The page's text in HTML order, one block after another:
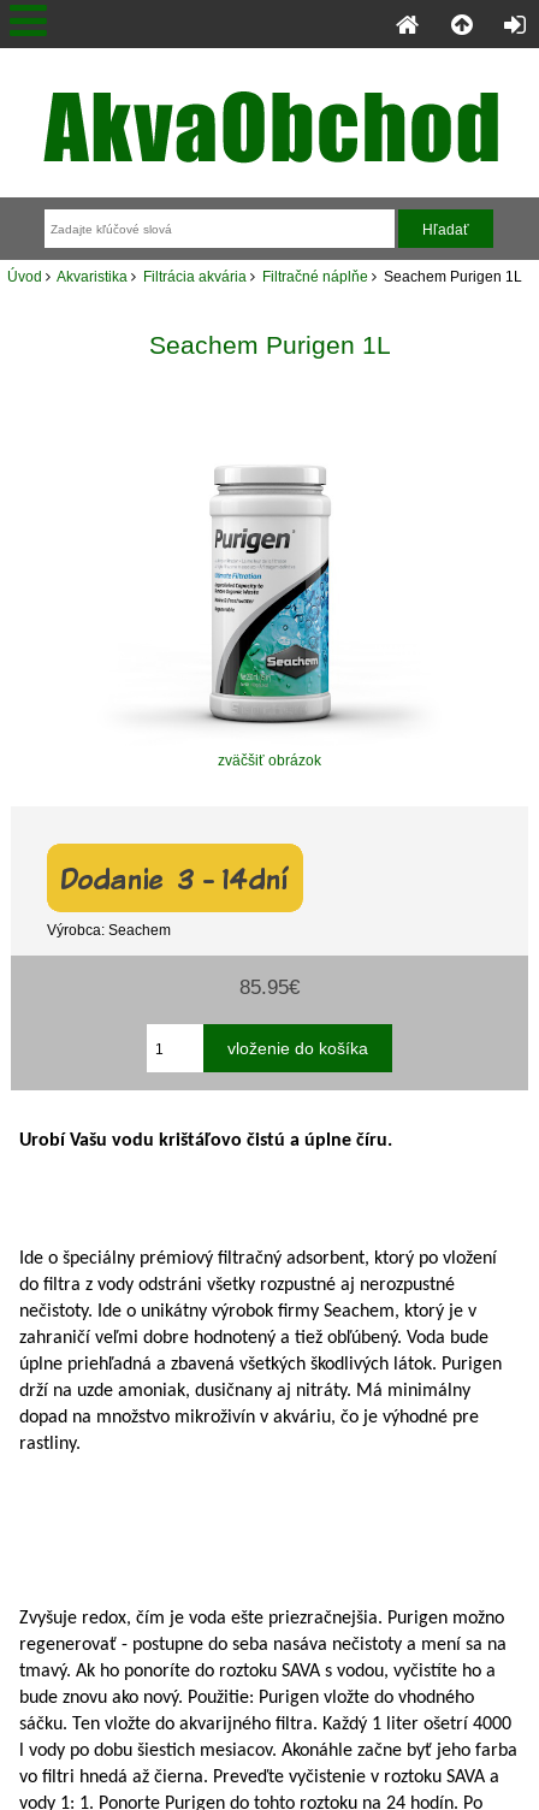
Úvod Akvaristika Filtrácia akvária Filtračné náplňe Seachem Purigen 1L
Seachem Purigen 1L
zväčšiť obrázok
Výrobca: Seachem
85.95€
Urobí Vašu vodu krištáľovo čistú a úplne číru.
Ide o špeciálny prémiový filtračný adsorbent, ktorý po vložení
do filtra z vody odstráni všetky rozpustné aj nerozpustné
nečistoty. Ide o unikátny výrobok firmy Seachem, ktorý je v
zahraničí veľmi dobre hodnotený a tiež obľúbený. Voda bude
úplne priehľadná a zbavená všetkých škodlivých látok. Purigen
drží na uzde amoniak, dusičnany aj nitráty. Má minimálny
dopad na množstvo mikroživín v akváriu, čo je výhodné pre
rastliny.
Zvyšuje redox, čím je voda ešte priezračnejšia. Purigen možno
regenerovať - ​​postupne do seba nasáva nečistoty a mení sa na
tmavý. Ak ho ponoríte do roztoku SAVA s vodou, vyčistíte ho a
bude znovu ako nový. Použitie: Purigen vložte do vhodného
sáčku. Ten vložte do akvarijného filtra. Každý 1 liter ošetrí 4000
l vody po dobu šiestich mesiacov. Akonáhle začne byť jeho farba
vo filtri hnedá až čierna. Preveďte vyčistenie v roztoku SAVA a
vody 1: 1. Ponorte Purigen do tohto roztoku na 24 hodín. Po